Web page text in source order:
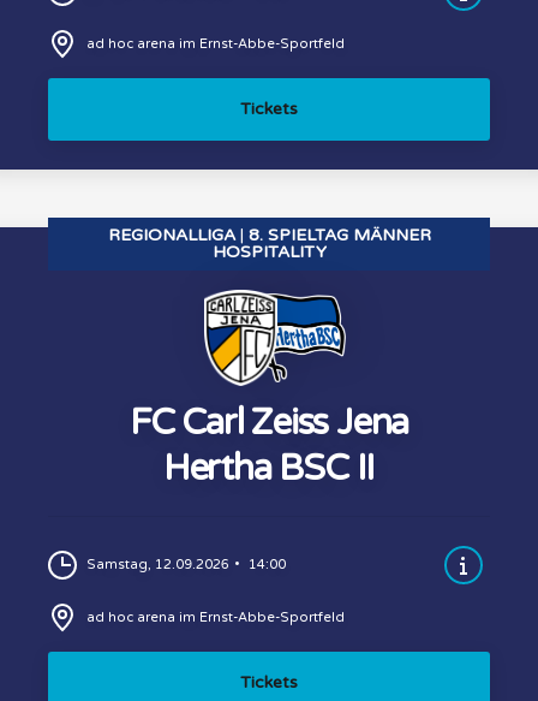
ad hoc arena im Ernst-Abbe-Sportfeld
Tickets
REGIONALLIGA
8. SPIELTAG MÄNNER
HOSPITALITY
FC Carl Zeiss Jena
Hertha BSC II
Samstag, 12.09.2026 14:00
ad hoc arena im Ernst-Abbe-Sportfeld
Tickets